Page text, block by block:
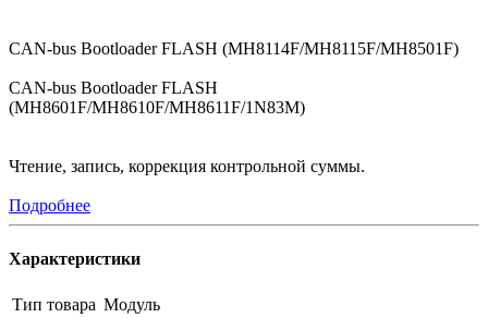
CAN-bus Bootloader FLASH (MH8114F/MH8115F/MH8501F)
CAN-bus Bootloader FLASH
(MH8601F/MH8610F/MH8611F/1N83M)
Чтение, запись, коррекция контрольной суммы.
Подробнее
Характеристики
Тип товара Модуль